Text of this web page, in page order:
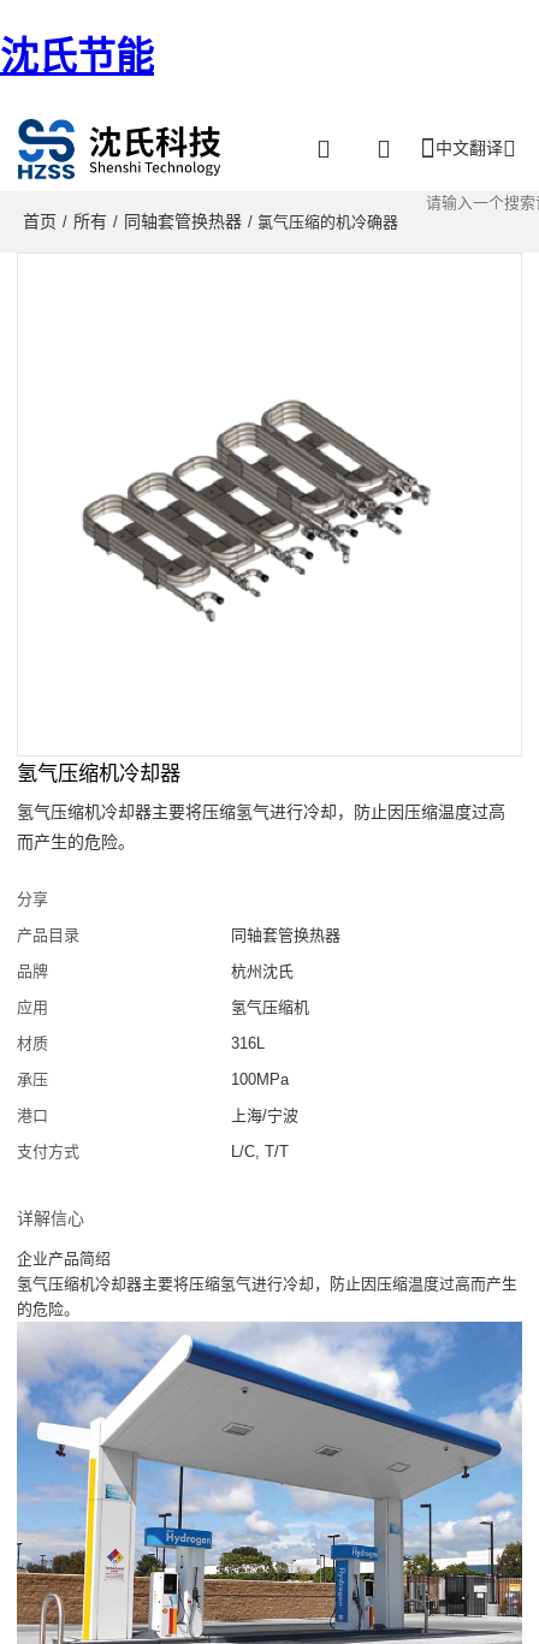
沈氏节能
中文翻译
首页 / 所有 / 同轴套管换热器 / 氯气压缩的机冷确器
氢气压缩机冷却器
氢气压缩机冷却器主要将压缩氢气进行冷却，防止因压缩温度过高
而产生的危险。
分享
产品目录
同轴套管换热器
品牌
杭州沈氏
应用
氢气压缩机
材质
316L
承压
100MPa
港口
上海/宁波
支付方式
L/C, T/T
详解信心
企业产品简绍
氢气压缩机冷却器主要将压缩氢气进行冷却，防止因压缩温度过高而产生
的危险。